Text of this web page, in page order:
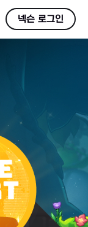
넥슨 로그인